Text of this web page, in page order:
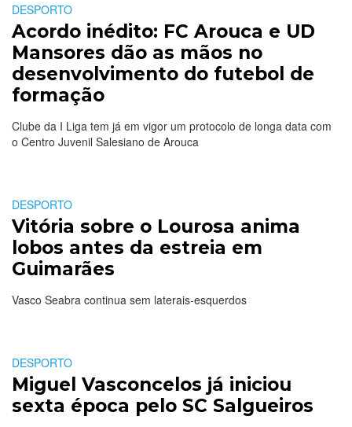
DESPORTO
Acordo inédito: FC Arouca e UD
Mansores dão as mãos no
desenvolvimento do futebol de
formação
Clube da I Liga tem já em vigor um protocolo de longa data com
o Centro Juvenil Salesiano de Arouca
DESPORTO
Vitória sobre o Lourosa anima
lobos antes da estreia em
Guimarães
Vasco Seabra continua sem laterais-esquerdos
DESPORTO
Miguel Vasconcelos já iniciou
sexta época pelo SC Salgueiros